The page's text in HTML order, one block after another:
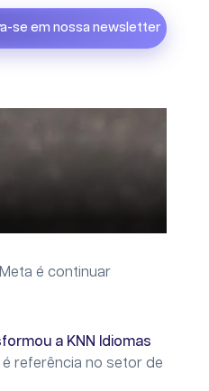
se em nossa newsletter
é continuar
a KNN Idiomas
referência no setor de